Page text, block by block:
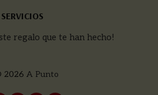
SERVICIOS
regalo que te han hecho!
2026 A Punto